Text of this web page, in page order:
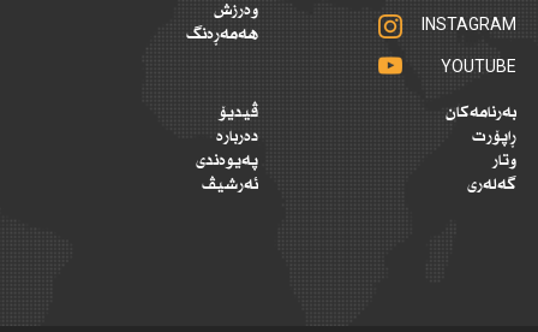
INSTAGRAM
YOUTUBE
وەرزش
هەمەڕەنگ
بەرنامەکان
ڕاپۆرت
وتار
گەلەری
ڤیدیۆ
دەربارە
پەیوەندی
ئەرشیڤ